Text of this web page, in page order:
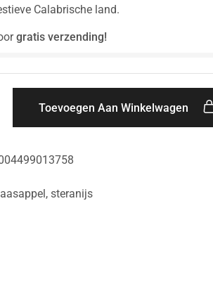
Calabrische land.
gratis verzending!
Toevoegen Aan Winkelwagen
, steranijs